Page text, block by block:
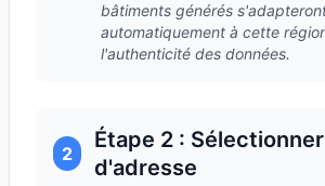
bâtiments générés
automatiquement à cette
l'authenticité des données.
2
Étape 2 :
d'adresse